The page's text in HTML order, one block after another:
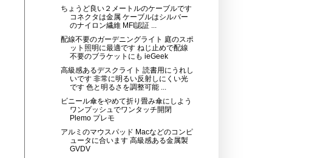
ちょうど良い２メートルのケーブルです
コネクタは金属 ケーブルはシルバー
のナイロン繊維 MFI認証 ...
配線不要のガーデニングライト 庭のスポ
ット照明に最適です ねじ止めで配線
不要のブラケットにも ieGeek
高級感あるデスクライト 読書用にうれし
いです 非常に明るい反射しにくい光
です 色と明るさを調整可能 ...
ビニール傘をやめて折り畳み傘にしよう
ワンプッシュでワンタッチ開閉
Plemo プレモ
アルミのマウスパッド Macなどのコンピ
ュータに合います 高級感ある金属製
GVDV